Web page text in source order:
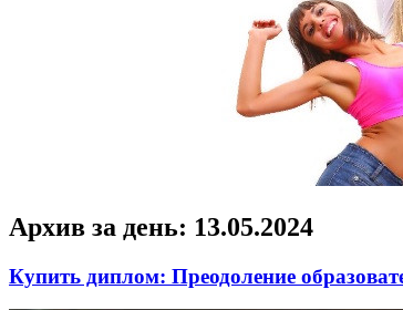
Архив за день: 13.05.2024
Купить диплом: Преодоление